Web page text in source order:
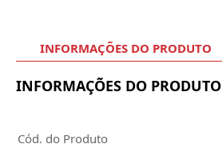
INFORMAÇÕES DO PRODUTO
INFORMAÇÕES DO PRODUTO
Cód. do Produto